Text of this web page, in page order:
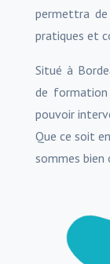
permettra
pratiques et
Situé à
de formation
pouvoir
Que ce soit
sommes